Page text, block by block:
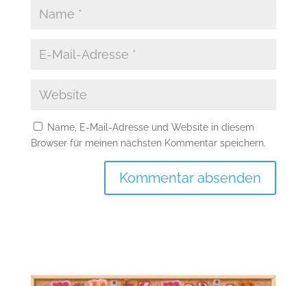
Name, E-Mail-Adresse und Website in diesem
Browser für meinen nächsten Kommentar speichern.